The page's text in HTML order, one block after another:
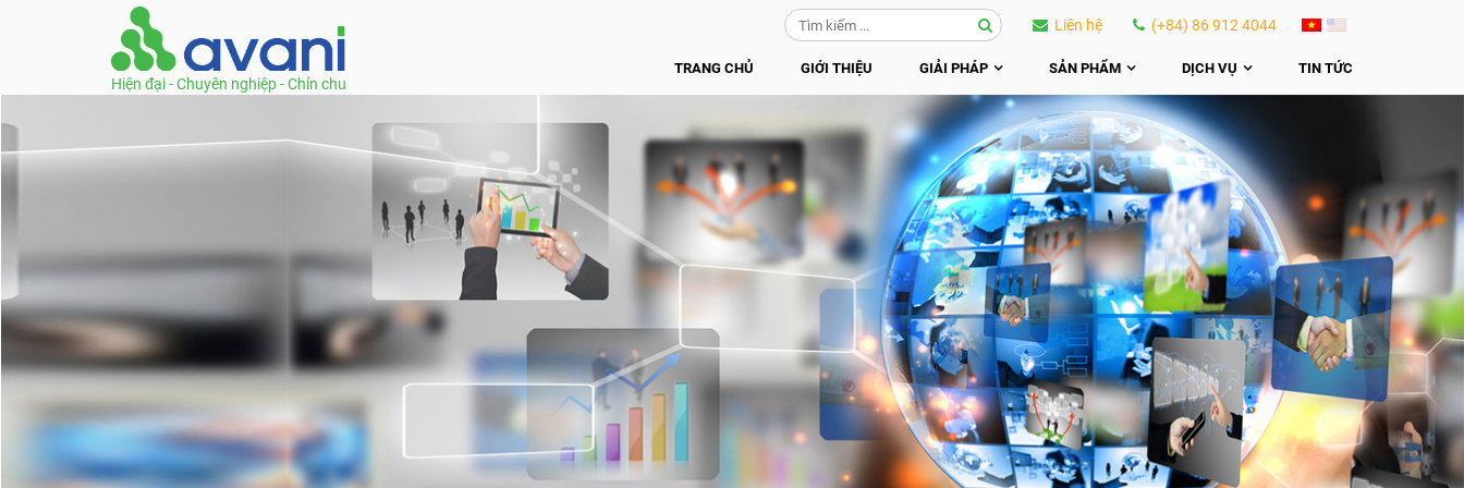
Hiện đại - Chuyên nghiệp - Chỉn chu
Liên hệ (+84) 86 912 4044
TRANG CHỦ GIỚI THIỆU GIẢI PHÁP SẢN PHẨM DỊCH VỤ TIN TỨC